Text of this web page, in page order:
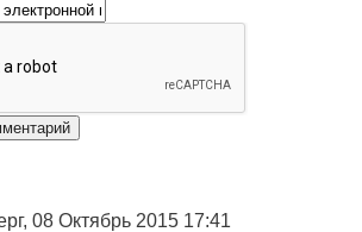
08 Октябрь 2015 17:41